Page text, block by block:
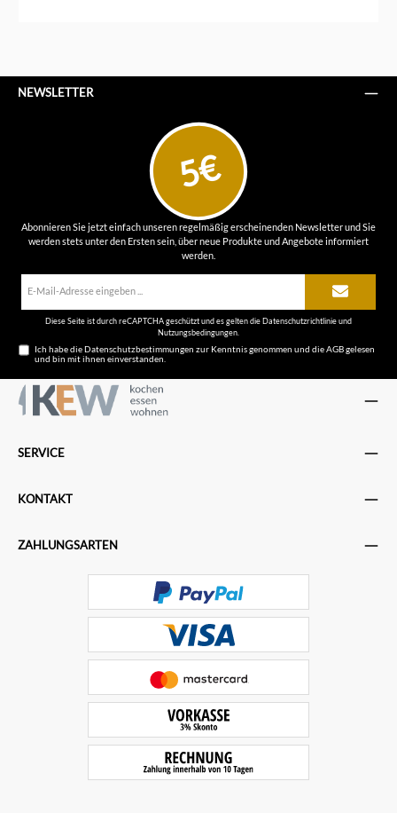
NEWSLETTER
5€
Abonnieren Sie jetzt einfach unseren regelmäßig erscheinenden Newsletter und Sie
werden stets unter den Ersten sein, über neue Produkte und Angebote informiert
werden.
Diese Seite ist durch reCAPTCHA geschützt und es gelten die Datenschutzrichtlinieund
Nutzungsbedingungen.
Ich habe dieDatenschutzbestimmungen zur Kenntnis genommen und dieAGBgelesen
und bin mit ihnen einverstanden.
SERVICE
KONTAKT
ZAHLUNGSARTEN